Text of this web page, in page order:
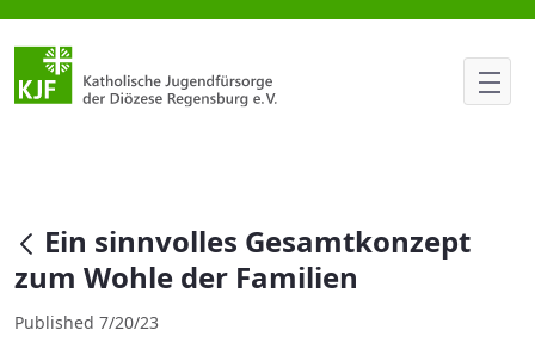
Ein sinnvolles Gesamtkonzept
null
Ein sinnvolles Gesamtkonzept
zum Wohle der Familien
Published 7/20/23